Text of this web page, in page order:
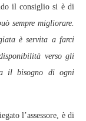
il consiglio si è di
sempre migliorare.
è servita a farci
verso gli
il bisogno di ogni
l’assessore, è di